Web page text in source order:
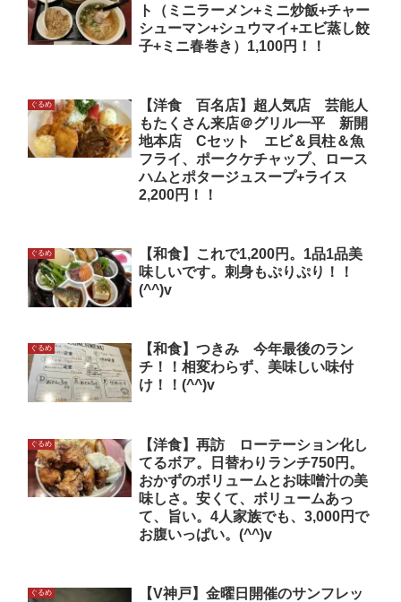
ト（ミニラーメン+ミニ炒飯+チャー
シューマン+シュウマイ+エビ蒸し餃
子+ミニ春巻き）1,100円！！
ぐるめ
【洋食 百名店】超人気店 芸能人
もたくさん来店＠グリル一平 新開
地本店 Cセット エビ＆貝柱＆魚
フライ、ポークケチャップ、ロース
ハムとポタージュスープ+ライス
2,200円！！
ぐるめ
【和食】これで1,200円。1品1品美
味しいです。刺身もぷりぷり！！
(^^)v
ぐるめ
【和食】つきみ 今年最後のラン
チ！！相変わらず、美味しい味付
け！！(^^)v
ぐるめ
【洋食】再訪 ローテーション化し
てるボア。日替わりランチ750円。
おかずのボリュームとお味噌汁の美
味しさ。安くて、ボリュームあっ
て、旨い。4人家族でも、3,000円で
お腹いっぱい。(^^)v
ぐるめ
【V神戸】金曜日開催のサンフレッ